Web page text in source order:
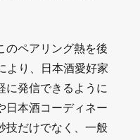
のペアリング熱を後
より、日本酒愛好家
に発信できるように
日本酒コーディネー
技だけでなく、一般